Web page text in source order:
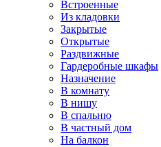
Встроенные
Из кладовки
Закрытые
Открытые
Раздвижные
Гардеробные шкафы
Назначение
В комнату
В нишу
В спальню
В частный дом
На балкон